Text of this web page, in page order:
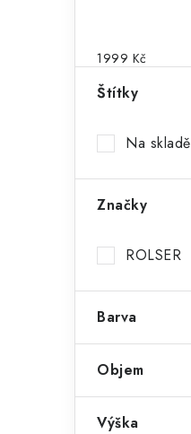
t
a
n
l
1999 Kč
Štítky
Na skladě
Značky
ROLSER
Barva
Objem
Výška